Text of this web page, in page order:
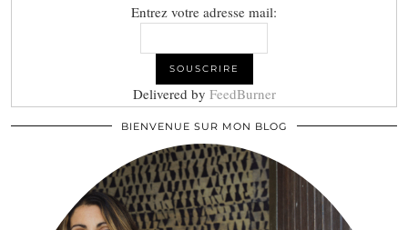
Entrez votre adresse mail:
Delivered by FeedBurner
BIENVENUE SUR MON BLOG